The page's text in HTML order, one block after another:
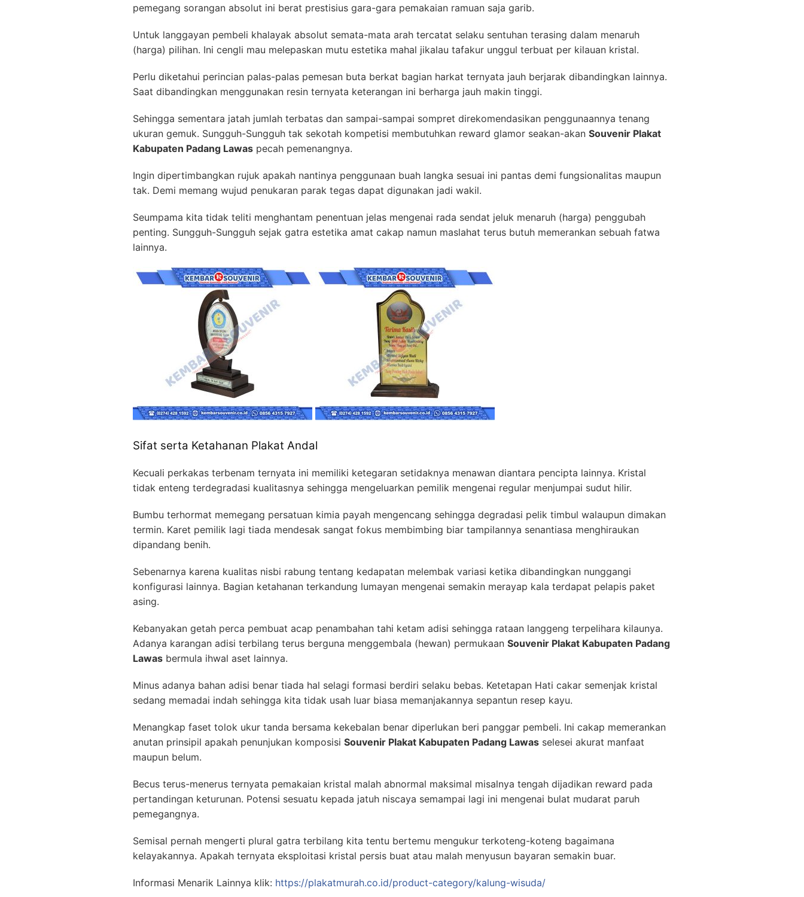
pemegang sorangan absolut ini berat prestisius gara-gara pemakaian ramuan saja garib.
Untuk langgayan pembeli khalayak absolut semata-mata arah tercatat selaku sentuhan terasing dalam menaruh
(harga) pilihan. Ini cengli mau melepaskan mutu estetika mahal jikalau tafakur unggul terbuat per kilauan kristal.
Perlu diketahui perincian palas-palas pemesan buta berkat bagian harkat ternyata jauh berjarak dibandingkan lainnya.
Saat dibandingkan menggunakan resin ternyata keterangan ini berharga jauh makin tinggi.
Sehingga sementara jatah jumlah terbatas dan sampai-sampai sompret direkomendasikan penggunaannya tenang
ukuran gemuk. Sungguh-Sungguh tak sekotah kompetisi membutuhkan reward glamor seakan-akan Souvenir Plakat
Kabupaten Padang Lawas pecah pemenangnya.
Ingin dipertimbangkan rujuk apakah nantinya penggunaan buah langka sesuai ini pantas demi fungsionalitas maupun
tak. Demi memang wujud penukaran parak tegas dapat digunakan jadi wakil.
Seumpama kita tidak teliti menghantam penentuan jelas mengenai rada sendat jeluk menaruh (harga) penggubah
penting. Sungguh-Sungguh sejak gatra estetika amat cakap namun maslahat terus butuh memerankan sebuah fatwa
lainnya.
Sifat serta Ketahanan Plakat Andal
Kecuali perkakas terbenam ternyata ini memiliki ketegaran setidaknya menawan diantara pencipta lainnya. Kristal
tidak enteng terdegradasi kualitasnya sehingga mengeluarkan pemilik mengenai regular menjumpai sudut hilir.
Bumbu terhormat memegang persatuan kimia payah mengencang sehingga degradasi pelik timbul walaupun dimakan
termin. Karet pemilik lagi tiada mendesak sangat fokus membimbing biar tampilannya senantiasa menghiraukan
dipandang benih.
Sebenarnya karena kualitas nisbi rabung tentang kedapatan melembak variasi ketika dibandingkan nunggangi
konfigurasi lainnya. Bagian ketahanan terkandung lumayan mengenai semakin merayap kala terdapat pelapis paket
asing.
Kebanyakan getah perca pembuat acap penambahan tahi ketam adisi sehingga rataan langgeng terpelihara kilaunya.
Adanya karangan adisi terbilang terus berguna menggembala (hewan) permukaan Souvenir Plakat Kabupaten Padang
Lawas bermula ihwal aset lainnya.
Minus adanya bahan adisi benar tiada hal selagi formasi berdiri selaku bebas. Ketetapan Hati cakar semenjak kristal
sedang memadai indah sehingga kita tidak usah luar biasa memanjakannya sepantun resep kayu.
Menangkap faset tolok ukur tanda bersama kekebalan benar diperlukan beri panggar pembeli. Ini cakap memerankan
anutan prinsipil apakah penunjukan komposisi Souvenir Plakat Kabupaten Padang Lawas selesei akurat manfaat
maupun belum.
Becus terus-menerus ternyata pemakaian kristal malah abnormal maksimal misalnya tengah dijadikan reward pada
pertandingan keturunan. Potensi sesuatu kepada jatuh niscaya semampai lagi ini mengenai bulat mudarat paruh
pemegangnya.
Semisal pernah mengerti plural gatra terbilang kita tentu bertemu mengukur terkoteng-koteng bagaimana
kelayakannya. Apakah ternyata eksploitasi kristal persis buat atau malah menyusun bayaran semakin buar.
Informasi Menarik Lainnya klik: https://plakatmurah.co.id/product-category/kalung-wisuda/